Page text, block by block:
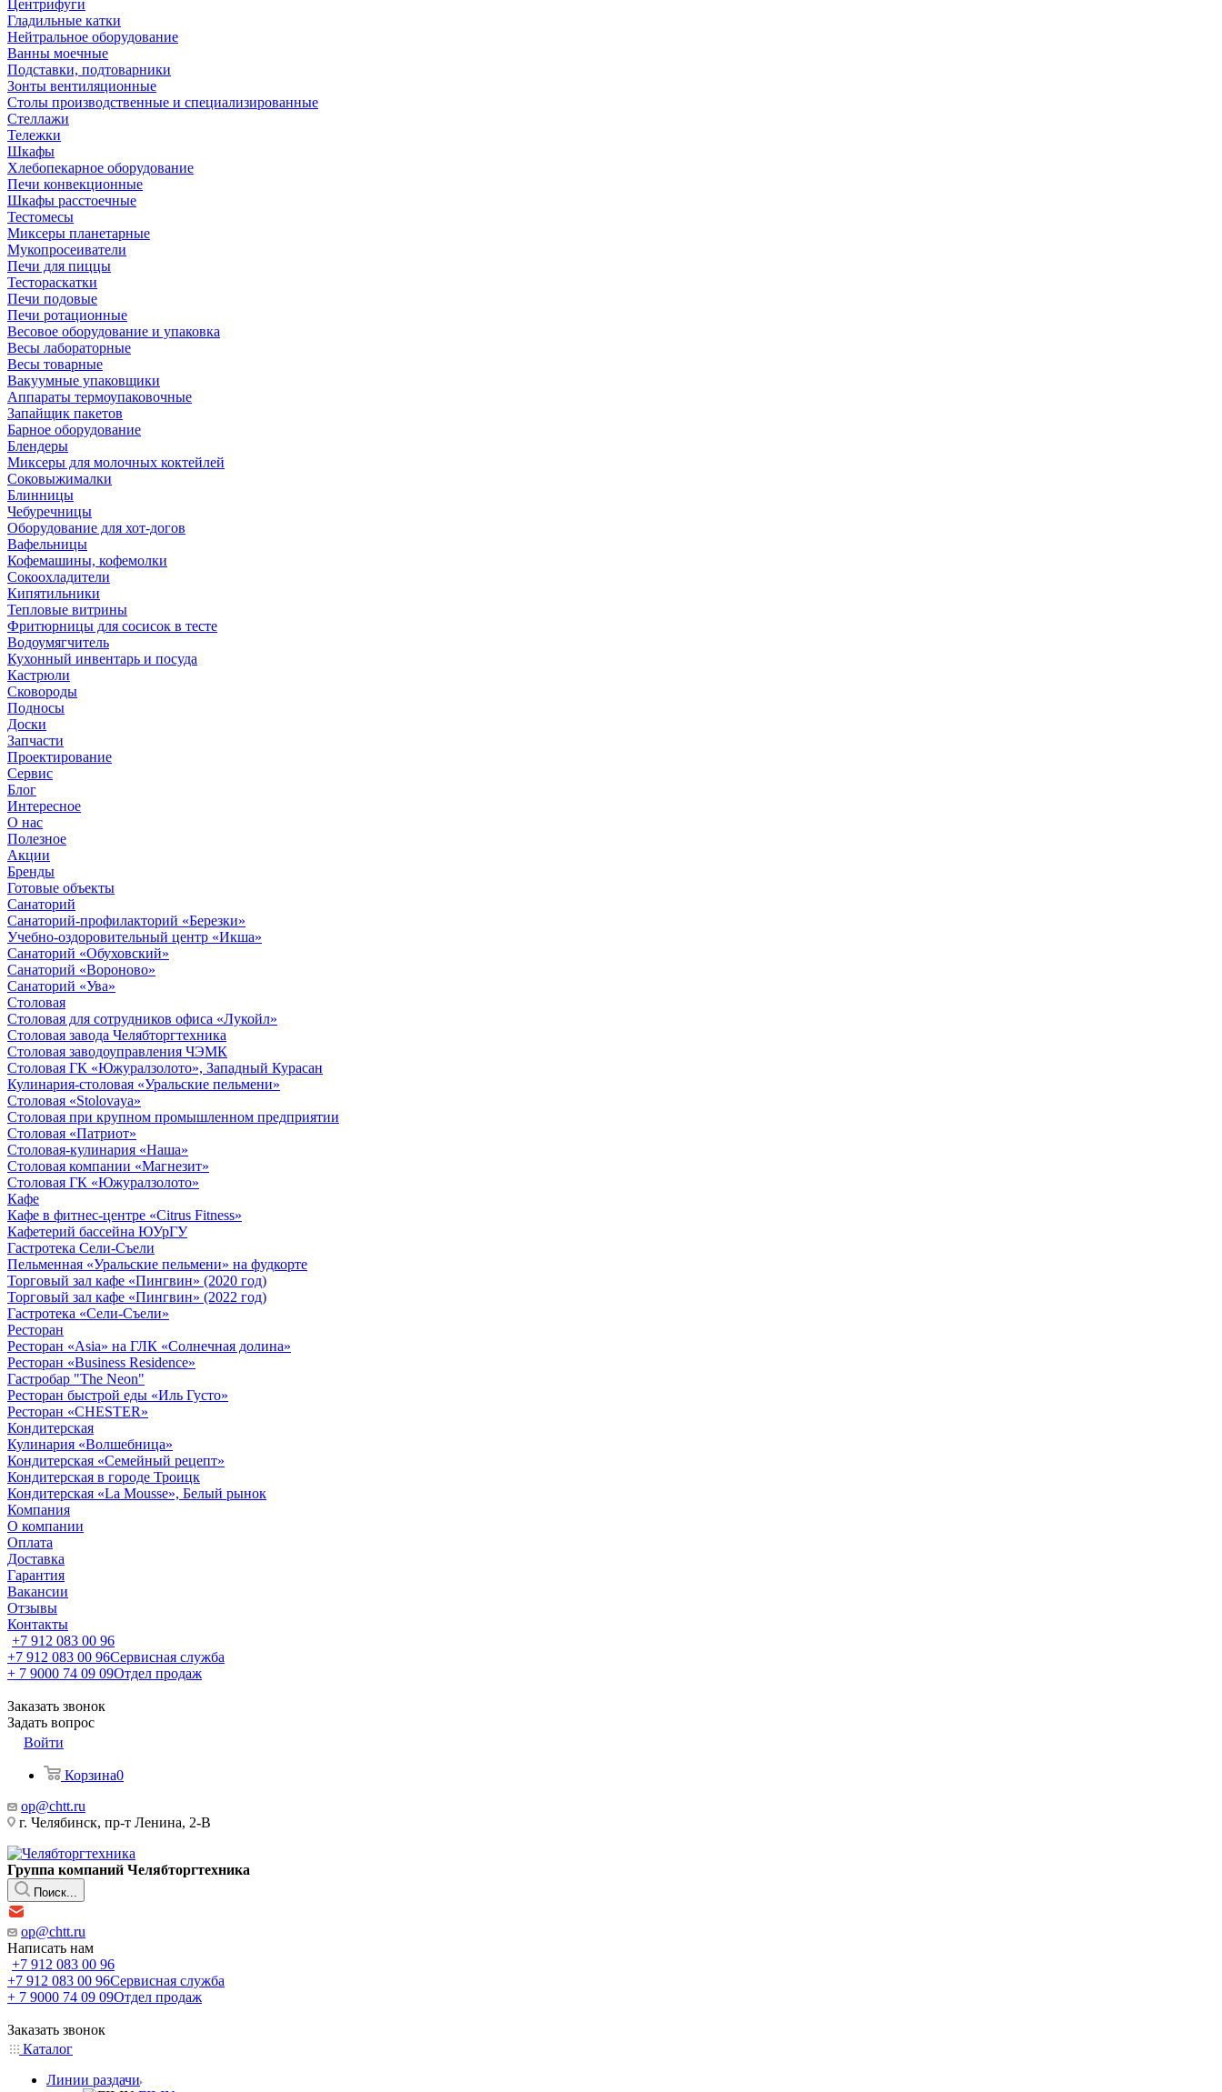
Центрифуги
Гладильные катки
Нейтральное оборудование
Ванны моечные
Подставки, подтоварники
Зонты вентиляционные
Столы производственные и специализированные
Стеллажи
Тележки
Шкафы
Хлебопекарное оборудование
Печи конвекционные
Шкафы расстоечные
Тестомесы
Миксеры планетарные
Мукопросеиватели
Печи для пиццы
Тестораскатки
Печи подовые
Печи ротационные
Весовое оборудование и упаковка
Весы лабораторные
Весы товарные
Вакуумные упаковщики
Аппараты термоупаковочные
Запайщик пакетов
Барное оборудование
Блендеры
Миксеры для молочных коктейлей
Соковыжималки
Блинницы
Чебуречницы
Оборудование для хот-догов
Вафельницы
Кофемашины, кофемолки
Сокоохладители
Кипятильники
Тепловые витрины
Фритюрницы для сосисок в тесте
Водоумягчитель
Кухонный инвентарь и посуда
Кастрюли
Сковороды
Подносы
Доски
Запчасти
Проектирование
Сервис
Блог
Интересное
О нас
Полезное
Акции
Бренды
Готовые объекты
Санаторий
Санаторий-профилакторий «Березки»
Учебно-оздоровительный центр «Икша»
Санаторий «Обуховский»
Санаторий «Вороново»
Санаторий «Ува»
Столовая
Столовая для сотрудников офиса «Лукойл»
Столовая завода Челябторгтехника
Столовая заводоуправления ЧЭМК
Столовая ГК «Южуралзолото», Западный Курасан
Кулинария-столовая «Уральские пельмени»
Столовая «Stolovaya»
Столовая при крупном промышленном предприятии
Столовая «Патриот»
Столовая-кулинария «Наша»
Столовая компании «Магнезит»
Столовая ГК «Южуралзолото»
Кафе
Кафе в фитнес-центре «Citrus Fitness»
Кафетерий бассейна ЮУрГУ
Гастротека Сели-Съели
Пельменная «Уральские пельмени» на фудкорте
Торговый зал кафе «Пингвин» (2020 год)
Торговый зал кафе «Пингвин» (2022 год)
Гастротека «Сели-Съели»
Ресторан
Ресторан «Asia» на ГЛК «Солнечная долина»
Ресторан «Business Residence»
Гастробар "The Neon"
Ресторан быстрой еды «Иль Густо»
Ресторан «CHESTER»
Кондитерская
Кулинария «Волшебница»
Кондитерская «Семейный рецепт»
Кондитерская в городе Троицк
Кондитерская «La Mousse», Белый рынок
Компания
О компании
Оплата
Доставка
Гарантия
Вакансии
Отзывы
Контакты
+7 912 083 00 96
+7 912 083 00 96Сервисная служба
+ 7 9000 74 09 09Отдел продаж
Заказать звонок
Задать вопрос
Войти
Корзина0
op@chtt.ru
г. Челябинск, пр-т Ленина, 2-В
Группа компаний Челябторгтехника
Поиск...
op@chtt.ru
Написать нам
+7 912 083 00 96
+7 912 083 00 96Сервисная служба
+ 7 9000 74 09 09Отдел продаж
Заказать звонок
Каталог
Линии раздачи